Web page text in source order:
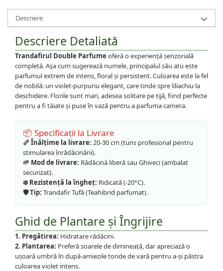
Descriere
Descriere Detaliată
Trandafirul Double Parfume oferă o experiență senzorială
completă. Așa cum sugerează numele, principalul său atu este
parfumul extrem de intens, floral și persistent. Culoarea este la fel
de nobilă: un violet-purpuriu elegant, care tinde spre liliachiu la
deschidere. Florile sunt mari, adesea solitare pe tijă, fiind perfecte
pentru a fi tăiate și puse în vază pentru a parfuma camera.
📦 Specificații la Livrare
📏 Înălțime la livrare: 20-30 cm (tuns profesional pentru
stimularea înrădăcinării).
🌱 Mod de livrare: Rădăcină liberă sau Ghiveci (ambalat
securizat).
❄️ Rezistență la îngheț: Ridicată (-20°C).
🛡️ Tip: Trandafir Tufă (Teahibrid parfumat).
Ghid de Plantare și Îngrijire
1. Pregătirea: Hidratare rădăcini.
2. Plantarea: Preferă soarele de dimineață, dar apreciază o
ușoară umbră în după-amiezile toride de vară pentru a-și păstra
culoarea violet intens.